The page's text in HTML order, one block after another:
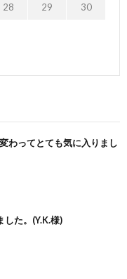
28 29 30
わってとても気に入りまし
した。(Y.K.様)